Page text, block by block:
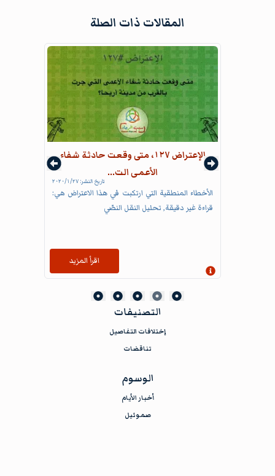
المقالات ذات الصلة
الإعتراض ١٢٧، متى وقعت حادثة شفاء
الأعمى الت...
تاريخ النشر: ٢٧‏/١‏/٢٠٢٠
الأخطاء المنطقية التي ارتكبت في هذا الاعتراض هي:
قراءة غير دقيقة, تحليل النقل النصّي
إظهار المعلومات
اقرأ المزيد
التصنيفات
إختلافات التفاصيل
تناقضات
الوسوم
أخبار الأيام
صموئيل